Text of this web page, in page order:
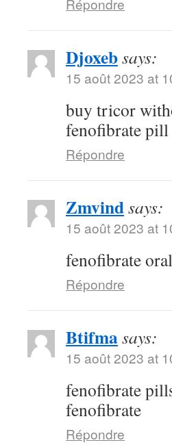
Répondre
Djoxebsays:
15 août 2023 at
buy tricor
fenofibrate pill
Répondre
Zmvindsays:
15 août 2023 at
fenofibrate oral
Répondre
Btifmasays:
15 août 2023 at
fenofibrate
fenofibrate
Répondre